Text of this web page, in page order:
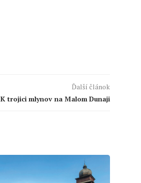
Ďalší článok
K trojici mlynov na Malom Dunaji